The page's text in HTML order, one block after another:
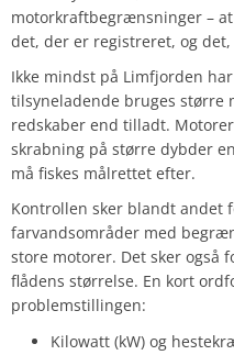
motorkraftbegrænsninger –
det, der er registreret, og
Ikke mindst på Limfjorden
tilsyneladende bruges større
redskaber end tilladt.
skrabning på større dybder
må fiskes målrettet efter.
Kontrollen sker blandt andet
farvandsområder med
store motorer. Det sker også
flådens størrelse. En kort
problemstillingen:
Kilowatt (kW) og